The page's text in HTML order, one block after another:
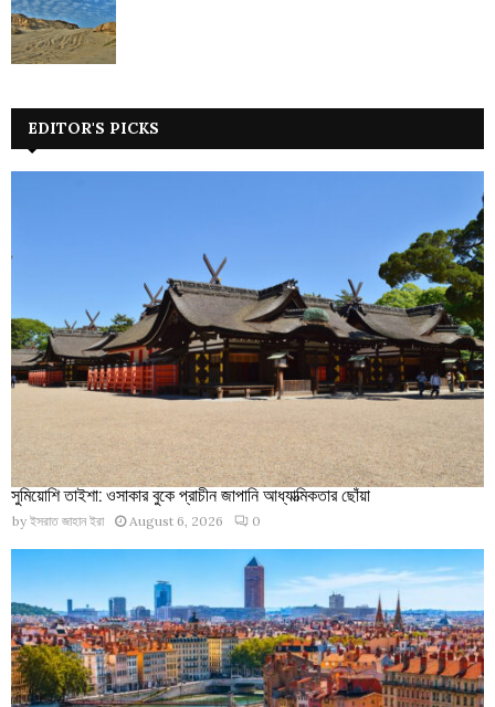
EDITOR'S PICKS
সুমিয়োশি তাইশা: ওসাকার বুকে প্রাচীন জাপানি আধ্যাত্মিকতার ছোঁয়া
by ইসরাত জাহান ইরা August 6, 2026 0